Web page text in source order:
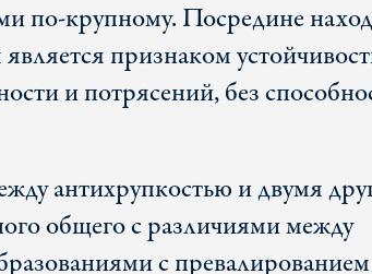
по-крупному. Посредине
признаком
и потрясений, без
антихрупкостью и двумя
общего с различиями между
с превалированием